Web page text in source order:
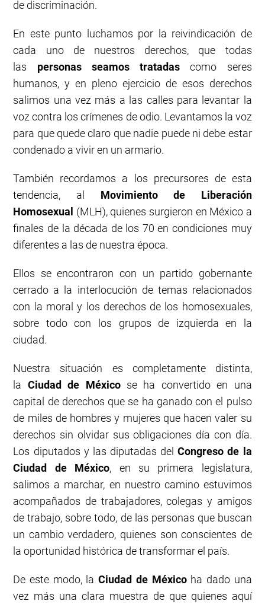
de discriminación.
En este punto luchamos por la reivindicación de
cada uno de nuestros derechos, que todas
las personas seamos tratadas como seres
humanos, y en pleno ejercicio de esos derechos
salimos una vez más a las calles para levantar la
voz contra los crímenes de odio. Levantamos la voz
para que quede claro que nadie puede ni debe estar
condenado a vivir en un armario.
También recordamos a los precursores de esta
tendencia, al Movimiento de Liberación
Homosexual (MLH), quienes surgieron en México a
finales de la década de los 70 en condiciones muy
diferentes a las de nuestra época.
Ellos se encontraron con un partido gobernante
cerrado a la interlocución de temas relacionados
con la moral y los derechos de los homosexuales,
sobre todo con los grupos de izquierda en la
ciudad.
Nuestra situación es completamente distinta,
la Ciudad de Méxicose ha convertido en una
capital de derechos que se ha ganado con el pulso
de miles de hombres y mujeres que hacen valer su
derechos sin olvidar sus obligaciones día con día.
Los diputados y las diputadas delCongreso de la
Ciudad de México, en su primera legislatura,
salimos a marchar, en nuestro camino estuvimos
acompañados de trabajadores, colegas y amigos
de trabajo, sobre todo, de las personas que buscan
un cambio verdadero, quienes son conscientes de
la oportunidad histórica de transformar el país.
De este modo, laCiudad de Méxicoha dado una
vez más una clara muestra de que quienes aquí